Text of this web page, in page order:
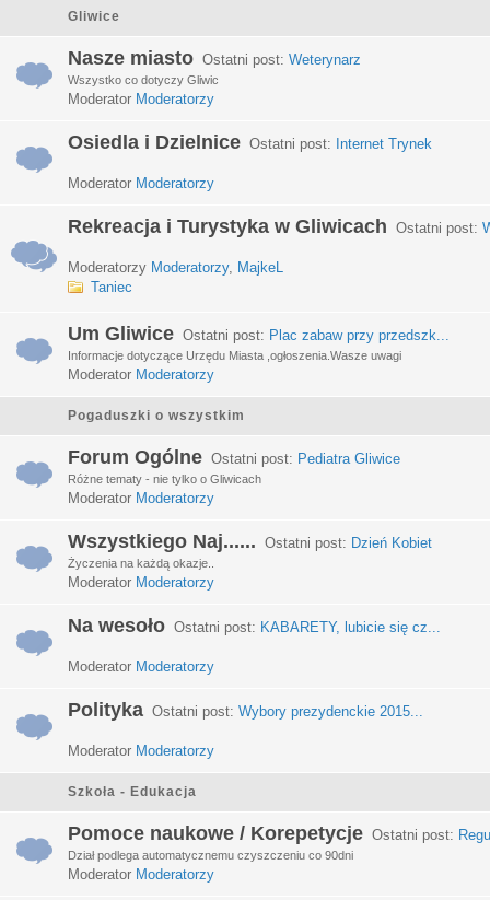
Gliwice
Nasze miasto Ostatni post: Weterynarz
Wszystko co dotyczy Gliwic
Moderator Moderatorzy
Osiedla i Dzielnice Ostatni post: Internet Trynek
Moderator Moderatorzy
Rekreacja i Turystyka w Gliwicach Ostatni post:
Moderatorzy Moderatorzy, MajkeL
Taniec
Um Gliwice Ostatni post: Plac zabaw przy przedszk...
Informacje dotyczące Urzędu Miasta ,ogłoszenia.Wasze uwagi
Moderator Moderatorzy
Pogaduszki o wszystkim
Forum Ogólne Ostatni post: Pediatra Gliwice
Różne tematy - nie tylko o Gliwicach
Moderator Moderatorzy
Wszystkiego Naj...... Ostatni post: Dzień Kobiet
Życzenia na każdą okazje..
Moderator Moderatorzy
Na wesoło Ostatni post: KABARETY, lubicie się cz...
Moderator Moderatorzy
Polityka Ostatni post: Wybory prezydenckie 2015...
Moderator Moderatorzy
Szkoła - Edukacja
Pomoce naukowe / Korepetycje Ostatni post:
Dział podlega automatycznemu czyszczeniu co 90dni
Moderator Moderatorzy